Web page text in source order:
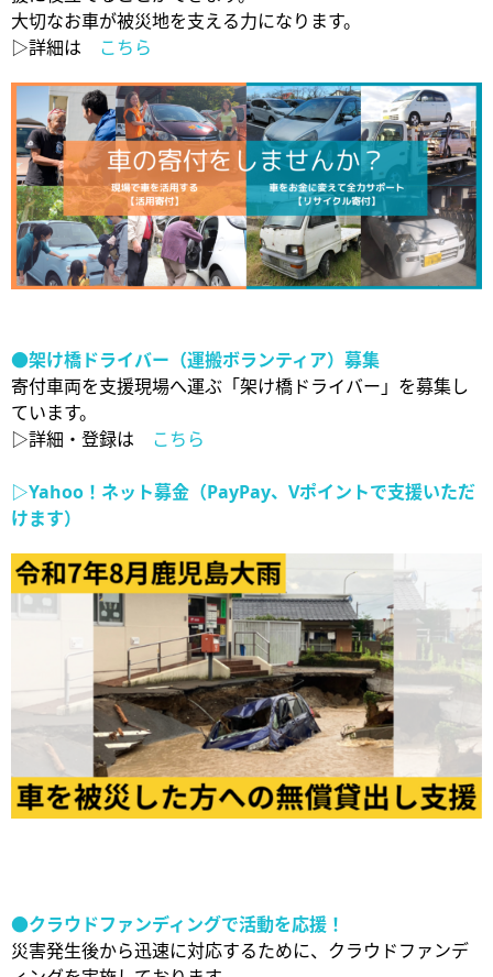
大切なお車が被災地を支える力になります。
▷詳細は こちら
●架け橋ドライバー（運搬ボランティア）募集
寄付車両を支援現場へ運ぶ「架け橋ドライバー」を募集し
ています。
▷詳細・登録は こちら
▷Yahoo ！ネット募金（PayPay、Vポイントで支援いただ
けます）
●クラウドファンディングで活動を応援！
災害発生後から迅速に対応するために、クラウドファンデ